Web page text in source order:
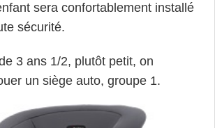
sera confortablement installé
sécurité.
3 ans 1/2, plutôt petit, on
un siège auto, groupe 1.